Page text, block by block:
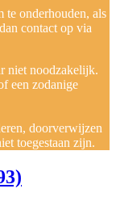
onderhouden, als
contact op via
niet noodzakelijk.
een zodanige
doorverwijzen
toegestaan zijn.